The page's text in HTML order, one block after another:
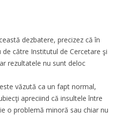
dezbatere, precizez că în
către Institutul de Cercetare şi
rezultatele nu sunt deloc
văzută ca un fapt normal,
apreciind că insultele între
o problemă minoră sau chiar nu